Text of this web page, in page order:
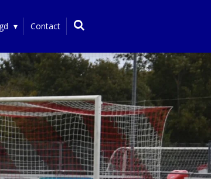
Contact